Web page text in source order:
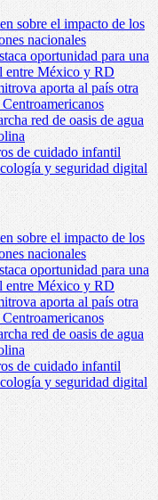
sobre el impacto de los
nacionales
oportunidad para una
entre México y RD
aporta al país otra
red de oasis de agua
de cuidado infantil
y seguridad digital
sobre el impacto de los
nacionales
oportunidad para una
entre México y RD
aporta al país otra
red de oasis de agua
de cuidado infantil
y seguridad digital